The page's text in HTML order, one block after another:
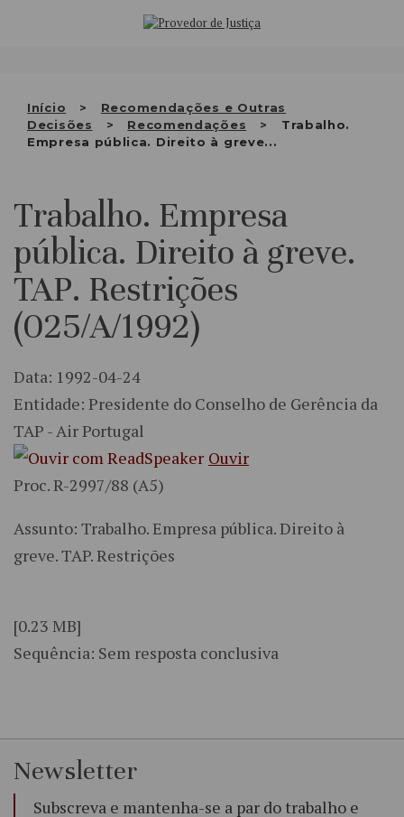
Início
Recomendações e Outras
Decisões
Recomendações
Trabalho.
Empresa pública. Direito à greve...
QUEM SOMOS
RECOMENDAÇÕES E OUTRAS
DECISÕES
APRESENTAR QUEIXA
PT
Trabalho. Empresa
pública. Direito à greve.
TAP. Restrições
(025/A/1992)
Data: 1992-04-24
Entidade: Presidente do Conselho de Gerência da
TAP - Air Portugal
Ouvir
Proc. R-2997/88 (A5)
Assunto: Trabalho. Empresa pública. Direito à
greve. TAP. Restrições
[0.23 MB]
Sequência: Sem resposta conclusiva
Newsletter
Subscreva e mantenha-se a par do trabalho e